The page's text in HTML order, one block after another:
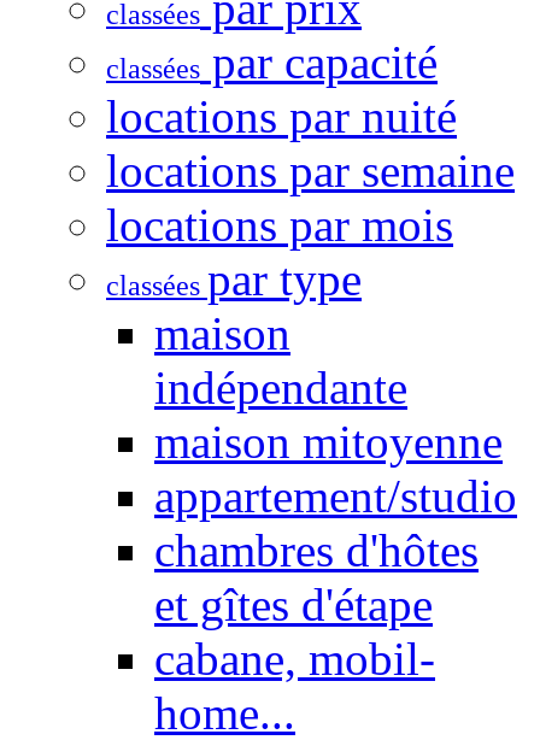
classées
classées par capacité
locations par nuité
locations par semaine
locations par mois
classées par type
maison
indépendante
maison mitoyenne
appartement/studio
chambres d'hôtes
et gîtes d'étape
cabane, mobil-
home...